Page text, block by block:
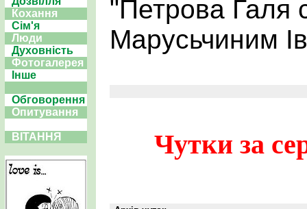
Кохання
Сім'я
Люди
Духовність
Фотогалерея
Інше
Обговорення
Опитування
ВІТАННЯ
"Петрова Галя
Марусьчиним
Чутки за